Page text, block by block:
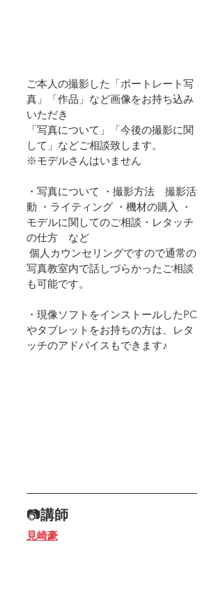
ご本人の撮影した「ポートレート写
真」「作品」など画像をお持ち込み
いただき
「写真について」「今後の撮影に関
して」などご相談致します。
※モデルさんはいません
・写真について ・撮影方法　撮影活
動 ・ライティング ・機材の購入 ・
モデルに関してのご相談・レタッチ
の仕方　など
写真教室内で話しづらかったご相談
も可能です。
・現像ソフトをインストールしたPC
やタブレットをお持ちの方は、レタ
ッチのアドバイスもできます♪
📷講師
見崎豪